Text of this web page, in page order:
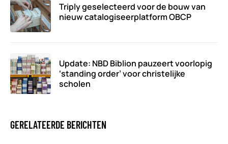
Triply geselecteerd voor de bouw van
nieuw catalogiseerplatform OBCP
Update: NBD Biblion pauzeert voorlopig
‘standing order’ voor christelijke
scholen
GERELATEERDE BERICHTEN